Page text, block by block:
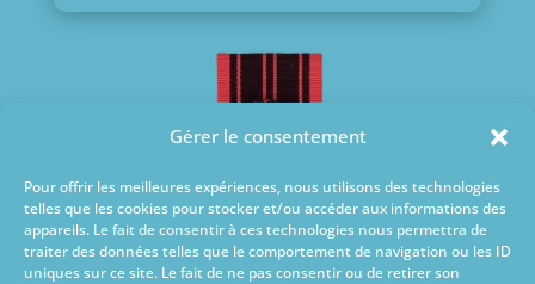
Gérer le consentement
Pour offrir les meilleures expériences, nous utilisons des technologies
telles que les cookies pour stocker et/ou accéder aux informations des
appareils. Le fait de consentir à ces technologies nous permettra de
traiter des données telles que le comportement de navigation ou les ID
uniques sur ce site. Le fait de ne pas consentir ou de retirer son